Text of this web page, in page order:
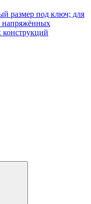
размер под ключ; для
напряжённых